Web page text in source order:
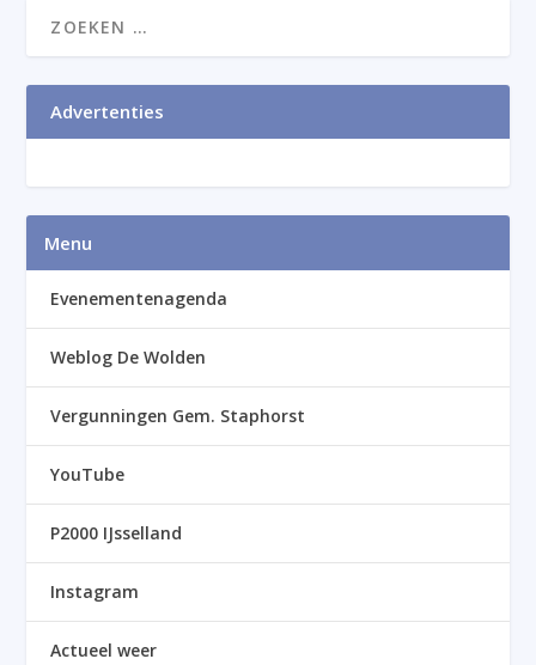
Advertenties
Menu
Evenementenagenda
Weblog De Wolden
Vergunningen Gem. Staphorst
YouTube
P2000 IJsselland
Instagram
Actueel weer